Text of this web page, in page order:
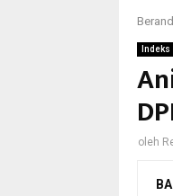
Indeks
oleh